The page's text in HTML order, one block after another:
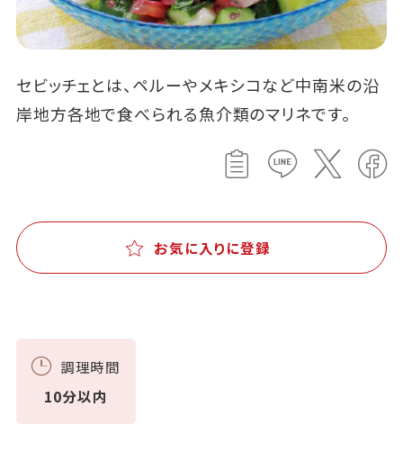
セビッチェとは、ペルーやメキシコなど中南米の沿
岸地方各地で食べられる魚介類のマリネです。
お気に入りに登録
調理時間
10分以内